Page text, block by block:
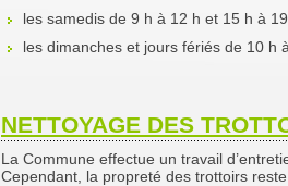
les samedis de 9 h à 12 h et 15 h à
les dimanches et jours fériés de 10 h
NETTOYAGE DES
La Commune effectue un travail
Cependant, la propreté des trottoirs